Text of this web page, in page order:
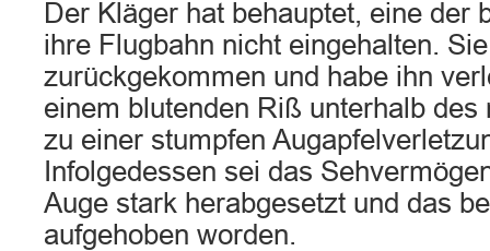
Der Kläger hat behauptet, eine der
ihre Flugbahn nicht eingehalten.
zurückgekommen und habe ihn
einem blutenden Riß unterhalb des
zu einer stumpfen
Infolgedessen sei das
Auge stark herabgesetzt und das
aufgehoben worden.